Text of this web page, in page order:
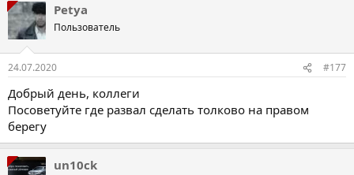
Petya
Пользователь
24.07.2020 #177
Добрый день, коллеги
Посоветуйте где развал сделать толково на правом
берегу
un10ck